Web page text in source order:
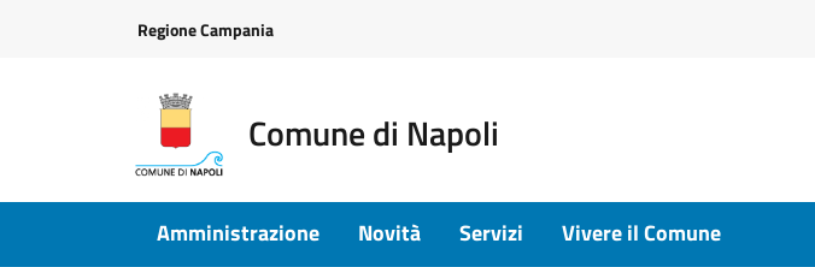
Regione Campania
Comune di Napoli
Amministrazione Novità Servizi Vivere il Comune